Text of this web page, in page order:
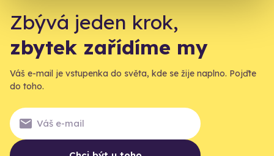
Zbývá jeden krok,
zbytek zařídíme my
Váš e-mail je vstupenka do světa, kde se žije naplno. Pojďte
do toho.